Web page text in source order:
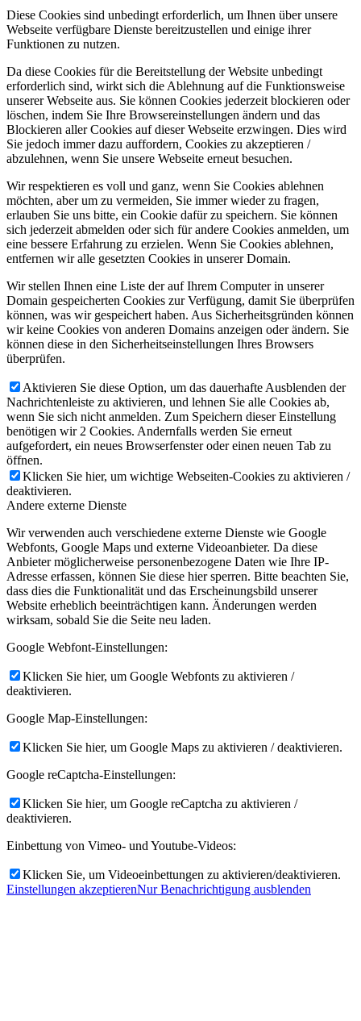
Diese Cookies sind unbedingt erforderlich, um Ihnen über unsere
Webseite verfügbare Dienste bereitzustellen und einige ihrer
Funktionen zu nutzen.
Da diese Cookies für die Bereitstellung der Website unbedingt
erforderlich sind, wirkt sich die Ablehnung auf die Funktionsweise
unserer Webseite aus. Sie können Cookies jederzeit blockieren oder
löschen, indem Sie Ihre Browsereinstellungen ändern und das
Blockieren aller Cookies auf dieser Webseite erzwingen. Dies wird
Sie jedoch immer dazu auffordern, Cookies zu akzeptieren /
abzulehnen, wenn Sie unsere Webseite erneut besuchen.
Wir respektieren es voll und ganz, wenn Sie Cookies ablehnen
möchten, aber um zu vermeiden, Sie immer wieder zu fragen,
erlauben Sie uns bitte, ein Cookie dafür zu speichern. Sie können
sich jederzeit abmelden oder sich für andere Cookies anmelden, um
eine bessere Erfahrung zu erzielen. Wenn Sie Cookies ablehnen,
entfernen wir alle gesetzten Cookies in unserer Domain.
Wir stellen Ihnen eine Liste der auf Ihrem Computer in unserer
Domain gespeicherten Cookies zur Verfügung, damit Sie überprüfen
können, was wir gespeichert haben. Aus Sicherheitsgründen können
wir keine Cookies von anderen Domains anzeigen oder ändern. Sie
können diese in den Sicherheitseinstellungen Ihres Browsers
überprüfen.
Aktivieren Sie diese Option, um das dauerhafte Ausblenden der
Nachrichtenleiste zu aktivieren, und lehnen Sie alle Cookies ab,
wenn Sie sich nicht anmelden. Zum Speichern dieser Einstellung
benötigen wir 2 Cookies. Andernfalls werden Sie erneut
aufgefordert, ein neues Browserfenster oder einen neuen Tab zu
öffnen.
Klicken Sie hier, um wichtige Webseiten-Cookies zu aktivieren /
deaktivieren.
Andere externe Dienste
Wir verwenden auch verschiedene externe Dienste wie Google
Webfonts, Google Maps und externe Videoanbieter. Da diese
Anbieter möglicherweise personenbezogene Daten wie Ihre IP-
Adresse erfassen, können Sie diese hier sperren. Bitte beachten Sie,
dass dies die Funktionalität und das Erscheinungsbild unserer
Website erheblich beeinträchtigen kann. Änderungen werden
wirksam, sobald Sie die Seite neu laden.
Google Webfont-Einstellungen:
Klicken Sie hier, um Google Webfonts zu aktivieren /
deaktivieren.
Google Map-Einstellungen:
Klicken Sie hier, um Google Maps zu aktivieren / deaktivieren.
Google reCaptcha-Einstellungen:
Klicken Sie hier, um Google reCaptcha zu aktivieren /
deaktivieren.
Einbettung von Vimeo- und Youtube-Videos:
Klicken Sie, um Videoeinbettungen zu aktivieren/deaktivieren.
Einstellungen akzeptierenNur Benachrichtigung ausblenden